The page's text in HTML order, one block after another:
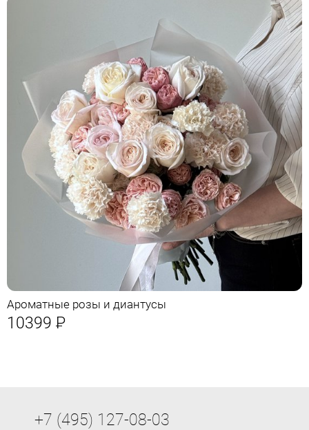
Ароматные розы и диантусы
10399 Р
+7 (495) 127-08-03